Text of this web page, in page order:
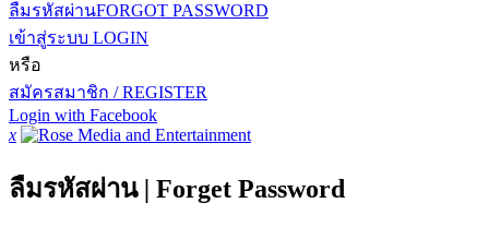
ลืมรหัสผ่านFORGOT PASSWORD
เข้าสู่ระบบ LOGIN
หรือ
สมัครสมาชิก / REGISTER
Login with Facebook
x
ลืมรหัสผ่าน | Forget Password